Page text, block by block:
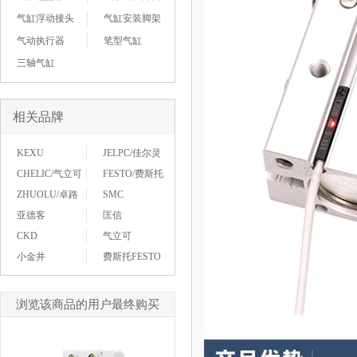
气缸浮动接头
气缸安装脚架
气动执行器
笔型气缸
三轴气缸
相关品牌
KEXU
JELPC/佳尔灵
CHELIC/气立可
FESTO/费斯托
ZHUOLU/卓路
SMC
亚德客
匡信
CKD
气立可
小金井
费斯托FESTO
浏览该商品的用户最终购买